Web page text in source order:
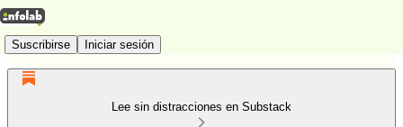
Suscribirse Iniciar sesión
Lee sin distracciones en Substack